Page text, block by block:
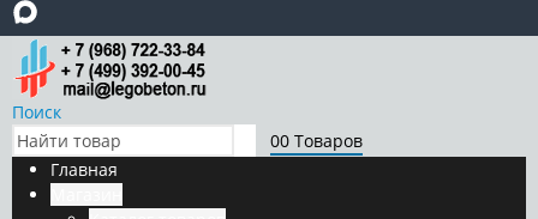
Поиск
00 Товаров
Главная